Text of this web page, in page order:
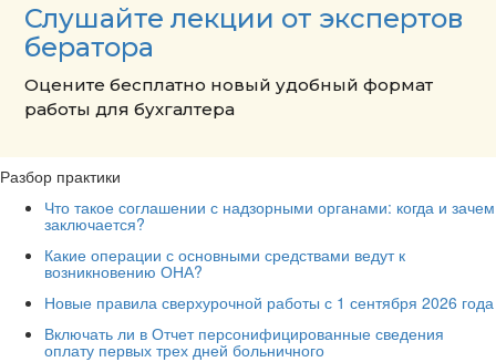
Слушайте лекции от экспертов
бератора
Оцените бесплатно новый удобный формат
работы для бухгалтера
Разбор практики
Что такое соглашении с надзорными органами: когда и зачем
заключается?
Какие операции с основными средствами ведут к
возникновению ОНА?
Новые правила сверхурочной работы с 1 сентября 2026 года
Включать ли в Отчет персонифицированные сведения
оплату первых трех дней больничного